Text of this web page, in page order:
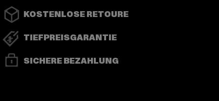
KOSTENLOSE RETOURE
TIEFPREISGARANTIE
SICHERE BEZAHLUNG